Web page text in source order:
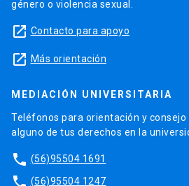
género o violencia sexual.
launch Contacto para apoyo
launch Más orientación
MEDIACIÓN UNIVERSITARIA
Teléfonos para orientación y consejo
alguno de tus derechos en la
phone (56)95504 1691
phone (56)95504 1247